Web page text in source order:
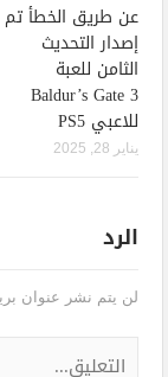
عن طريق الخطأ تم
إصدار التحديث
الثامن للعبة
Baldur’s Gate 3
للاعبي PS5
يناير 28, 2025
الرد
لن يتم نشر عنوان